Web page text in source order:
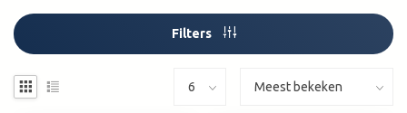
Filters